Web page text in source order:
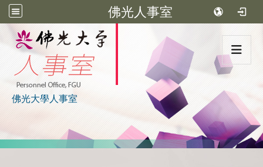
佛光人事室
:::
佛光大學人事室